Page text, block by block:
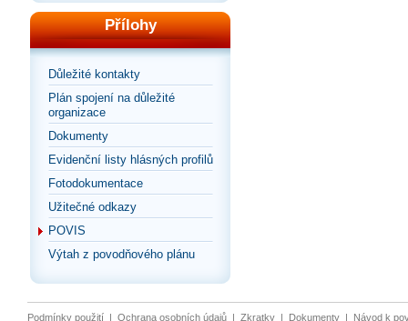
Přílohy
Důležité kontakty
Plán spojení na důležité
organizace
Dokumenty
Evidenční listy hlásných profilů
Fotodokumentace
Užitečné odkazy
POVIS
Výtah z povodňového plánu
Podmínky použití | Ochrana osobních údajů | Zkratky | Dokumenty | Návod k